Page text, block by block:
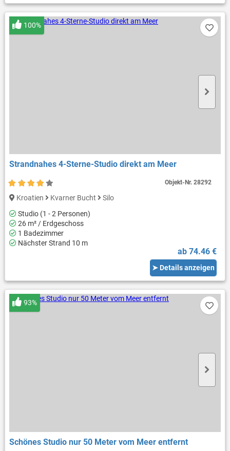
Strandnahes 4-Sterne-Studio direkt am Meer
100%
Kroatien Kvarner Bucht
Silo
Studio (1 - 2 Personen)
26 m² / Erdgeschoss
1 Badezimmer
Nächster Strand 10 m
ab 74.46 €
➤ Details anzeigen
Objekt-Nr.28292
Schönes Studio nur 50 Meter vom Meer entfernt
93%